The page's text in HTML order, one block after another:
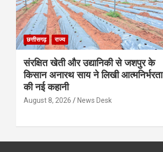
छत्तीसगढ़ राज्य
संरक्षित खेती और उद्यानिकी से जशपुर के
किसान अनारथ साय ने लिखी आत्मनिर्भरता
की नई कहानी
August 8, 2026 News Desk